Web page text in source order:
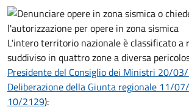
L'intero territorio nazionale è classificato a
suddiviso in quattro zone a diversa
Presidente del Consiglio dei Ministri 20/
Deliberazione della Giunta regionale 11/
10/2129):